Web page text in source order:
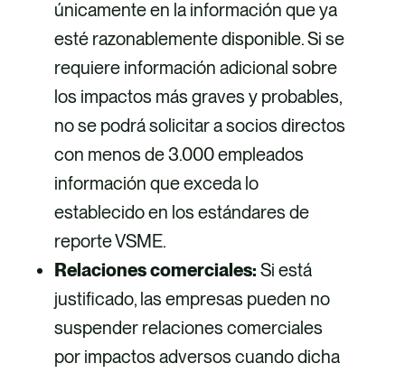
únicamente en la información que ya
esté razonablemente disponible. Si se
requiere información adicional sobre
los impactos más graves y probables,
no se podrá solicitar a socios directos
con menos de 3.000 empleados
información que exceda lo
establecido en los estándares de
reporte VSME.
Relaciones comerciales: Si está
justificado, las empresas pueden no
suspender relaciones comerciales
por impactos adversos cuando dicha